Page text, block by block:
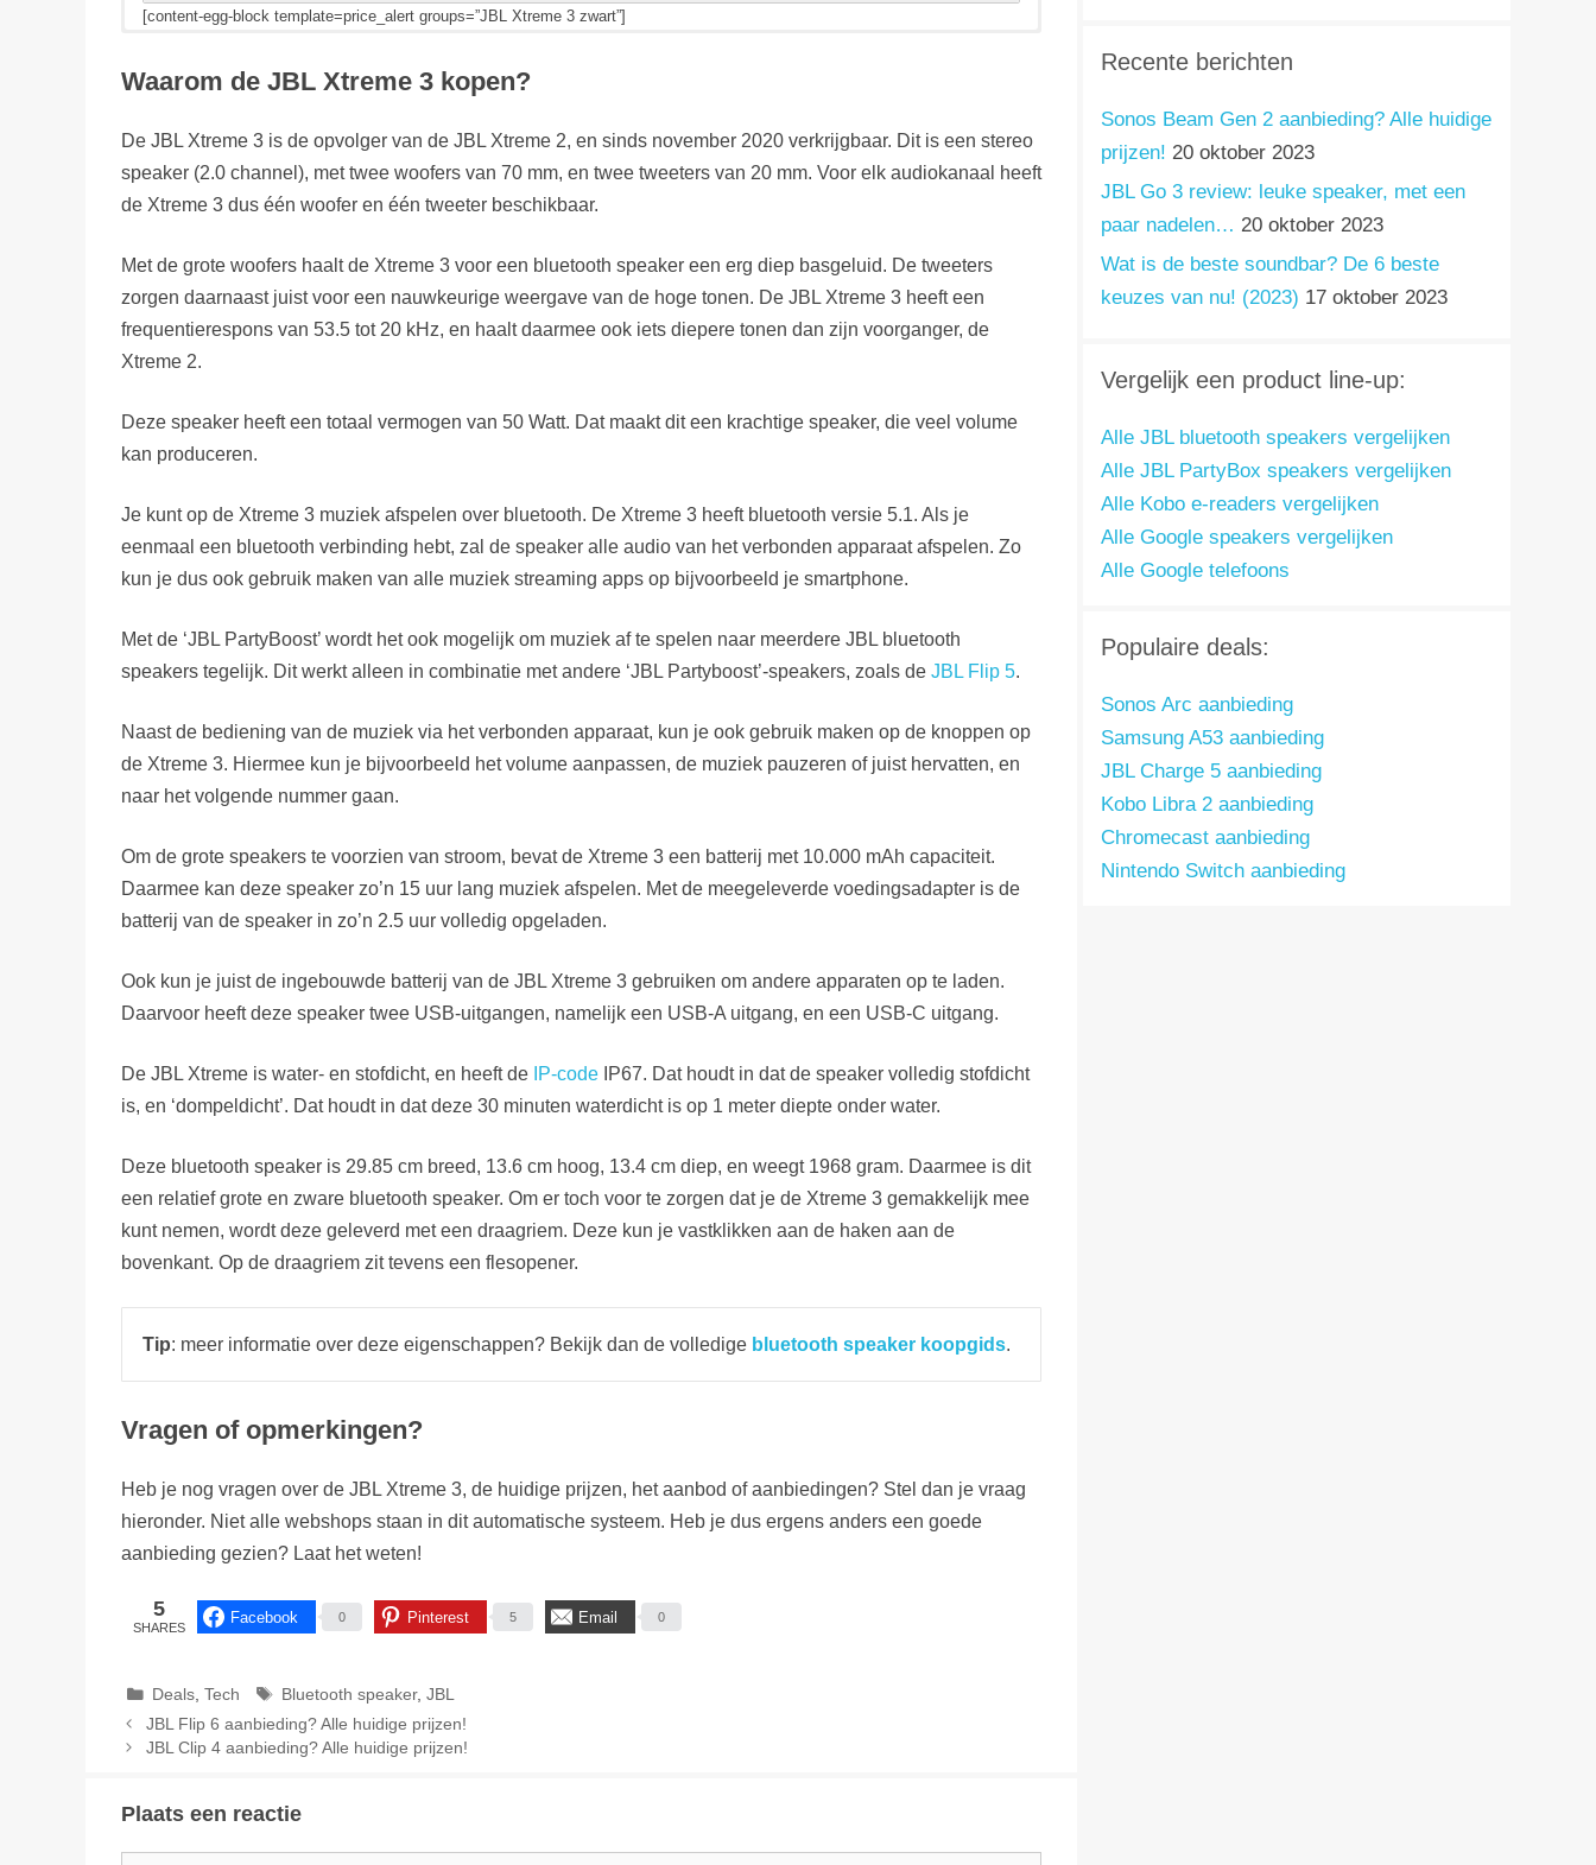
[content-egg-block template=price_alert groups=”JBL Xtreme 3 zwart”]
[content-egg-block template=price_comparison groups=”JBL Xtreme 3 blauw”]
[content-egg-block template=price_comparison groups=”JBL Xtreme 3 camo”]
Waarom de JBL Xtreme 3 kopen?
De JBL Xtreme 3 is de opvolger van de JBL Xtreme 2, en sinds november 2020 verkrijgbaar. Dit is een stereo
speaker (2.0 channel), met twee woofers van 70 mm, en twee tweeters van 20 mm. Voor elk audiokanaal heeft
de Xtreme 3 dus één woofer en één tweeter beschikbaar.
Met de grote woofers haalt de Xtreme 3 voor een bluetooth speaker een erg diep basgeluid. De tweeters
zorgen daarnaast juist voor een nauwkeurige weergave van de hoge tonen. De JBL Xtreme 3 heeft een
frequentierespons van 53.5 tot 20 kHz, en haalt daarmee ook iets diepere tonen dan zijn voorganger, de
Xtreme 2.
Deze speaker heeft een totaal vermogen van 50 Watt. Dat maakt dit een krachtige speaker, die veel volume
kan produceren.
Je kunt op de Xtreme 3 muziek afspelen over bluetooth. De Xtreme 3 heeft bluetooth versie 5.1. Als je
eenmaal een bluetooth verbinding hebt, zal de speaker alle audio van het verbonden apparaat afspelen. Zo
kun je dus ook gebruik maken van alle muziek streaming apps op bijvoorbeeld je smartphone.
Met de ‘JBL PartyBoost’ wordt het ook mogelijk om muziek af te spelen naar meerdere JBL bluetooth
speakers tegelijk. Dit werkt alleen in combinatie met andere ‘JBL Partyboost’-speakers, zoals de JBL Flip 5.
Naast de bediening van de muziek via het verbonden apparaat, kun je ook gebruik maken op de knoppen op
de Xtreme 3. Hiermee kun je bijvoorbeeld het volume aanpassen, de muziek pauzeren of juist hervatten, en
naar het volgende nummer gaan.
Om de grote speakers te voorzien van stroom, bevat de Xtreme 3 een batterij met 10.000 mAh capaciteit.
Daarmee kan deze speaker zo’n 15 uur lang muziek afspelen. Met de meegeleverde voedingsadapter is de
batterij van de speaker in zo’n 2.5 uur volledig opgeladen.
Ook kun je juist de ingebouwde batterij van de JBL Xtreme 3 gebruiken om andere apparaten op te laden.
Daarvoor heeft deze speaker twee USB-uitgangen, namelijk een USB-A uitgang, en een USB-C uitgang.
De JBL Xtreme is water- en stofdicht, en heeft de IP-code IP67. Dat houdt in dat de speaker volledig stofdicht
is, en ‘dompeldicht’. Dat houdt in dat deze 30 minuten waterdicht is op 1 meter diepte onder water.
Deze bluetooth speaker is 29.85 cm breed, 13.6 cm hoog, 13.4 cm diep, en weegt 1968 gram. Daarmee is dit
een relatief grote en zware bluetooth speaker. Om er toch voor te zorgen dat je de Xtreme 3 gemakkelijk mee
kunt nemen, wordt deze geleverd met een draagriem. Deze kun je vastklikken aan de haken aan de
bovenkant. Op de draagriem zit tevens een flesopener.
Tip: meer informatie over deze eigenschappen? Bekijk dan de volledige bluetooth speaker koopgids.
Vragen of opmerkingen?
Heb je nog vragen over de JBL Xtreme 3, de huidige prijzen, het aanbod of aanbiedingen? Stel dan je vraag
hieronder. Niet alle webshops staan in dit automatische systeem. Heb je dus ergens anders een goede
aanbieding gezien? Laat het weten!
5
SHARES
Facebook 0 Pinterest 5 Email 0
Categorieën
Deals,Tech Tags
Bluetooth speaker,JBL
JBL Flip 6 aanbieding? Alle huidige prijzen!
JBL Clip 4 aanbieding? Alle huidige prijzen!
Plaats een reactie
Recente berichten
Sonos Beam Gen 2 aanbieding? Alle huidige
prijzen! 20 oktober 2023
JBL Go 3 review: leuke speaker, met een
paar nadelen… 20 oktober 2023
Wat is de beste soundbar? De 6 beste
keuzes van nu! (2023) 17 oktober 2023
Vergelijk een product line-up:
Alle JBL bluetooth speakers vergelijken
Alle JBL PartyBox speakers vergelijken
Alle Kobo e-readers vergelijken
Alle Google speakers vergelijken
Alle Google telefoons
Populaire deals:
Sonos Arc aanbieding
Samsung A53 aanbieding
JBL Charge 5 aanbieding
Kobo Libra 2 aanbieding
Chromecast aanbieding
Nintendo Switch aanbieding